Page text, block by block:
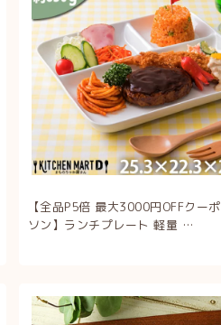
【全品P5倍 最大3000円OFFクー
ソン】ランチプレート 軽量 …